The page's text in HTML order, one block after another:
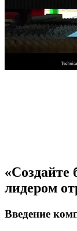
«Создайте
лидером
Введение